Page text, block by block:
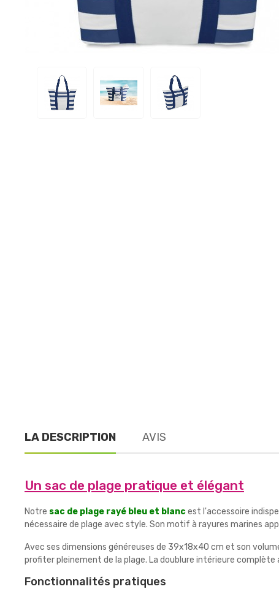
LA DESCRIPTION AVIS
Un sac de plage pratique et élégant
Notre sac de plage rayé bleu et blancest l'accessoire
nécessaire de plage avec style. Son motif à rayures marines
Avec ses dimensions généreuses de 39x18x40 cm et son
profiter pleinement de la plage. La doublure intérieure
Fonctionnalités pratiques